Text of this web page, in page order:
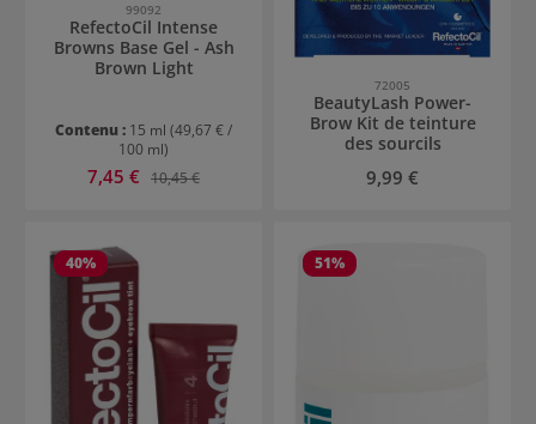
99092
RefectoCil Intense
Browns Base Gel - Ash
Brown Light
Contenu : 15 ml (49,67 € /
100 ml)
Prix de vente :
7,45 € Prix régulier :
10,45 €
72005
BeautyLash Power-
Brow Kit de teinture
des sourcils
Prix régulier :
9,99 €
40% 51%